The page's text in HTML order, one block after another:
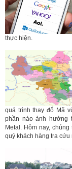
thực hiện.
quá trình thay đổ Mã
phần nào ảnh hưởng
Metal. Hôm nay,
quý khách hàng tra